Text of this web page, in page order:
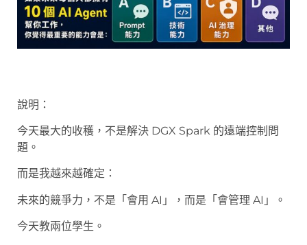
說明：
今天最大的收穫，不是解決 DGX Spark 的遠端控制問
題。
而是我越來越確定：
未來的競爭力，不是「會用 AI」，而是「會管理 AI」。
今天教兩位學生。